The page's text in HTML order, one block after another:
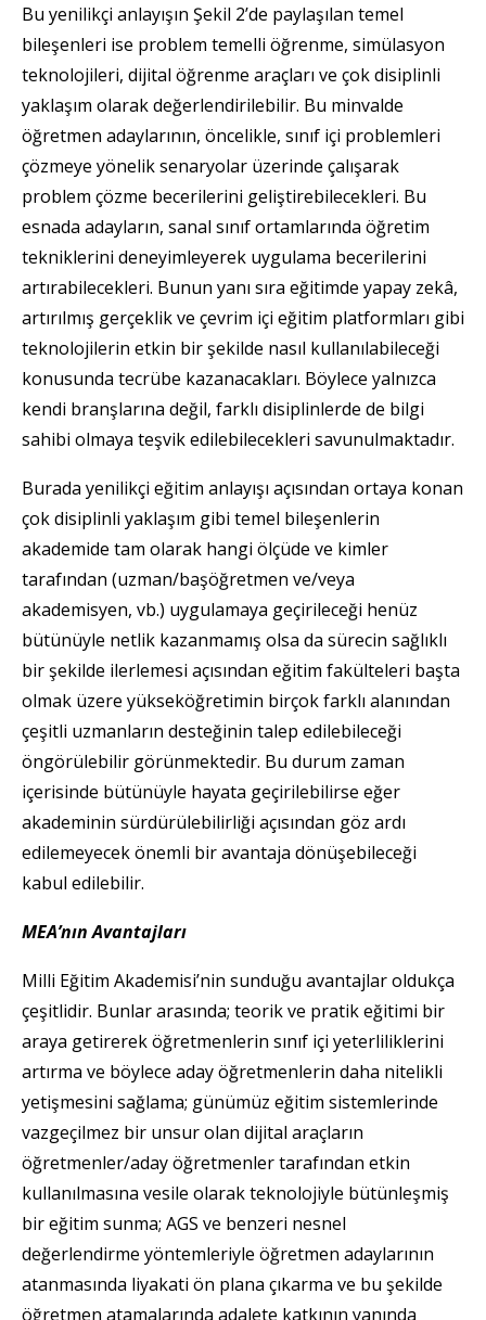
Bu yenilikçi anlayışın Şekil 2’de paylaşılan temel
bileşenleri ise problem temelli öğrenme, simülasyon
teknolojileri, dijital öğrenme araçları ve çok disiplinli
yaklaşım olarak değerlendirilebilir. Bu minvalde
öğretmen adaylarının, öncelikle, sınıf içi problemleri
çözmeye yönelik senaryolar üzerinde çalışarak
problem çözme becerilerini geliştirebilecekleri. Bu
esnada adayların, sanal sınıf ortamlarında öğretim
tekniklerini deneyimleyerek uygulama becerilerini
artırabilecekleri. Bunun yanı sıra eğitimde yapay zekâ,
artırılmış gerçeklik ve çevrim içi eğitim platformları gibi
teknolojilerin etkin bir şekilde nasıl kullanılabileceği
konusunda tecrübe kazanacakları. Böylece yalnızca
kendi branşlarına değil, farklı disiplinlerde de bilgi
sahibi olmaya teşvik edilebilecekleri savunulmaktadır.
Burada yenilikçi eğitim anlayışı açısından ortaya konan
çok disiplinli yaklaşım gibi temel bileşenlerin
akademide tam olarak hangi ölçüde ve kimler
tarafından (uzman/başöğretmen ve/veya
akademisyen, vb.) uygulamaya geçirileceği henüz
bütünüyle netlik kazanmamış olsa da sürecin sağlıklı
bir şekilde ilerlemesi açısından eğitim fakülteleri başta
olmak üzere yükseköğretimin birçok farklı alanından
çeşitli uzmanların desteğinin talep edilebileceği
öngörülebilir görünmektedir. Bu durum zaman
içerisinde bütünüyle hayata geçirilebilirse eğer
akademinin sürdürülebilirliği açısından göz ardı
edilemeyecek önemli bir avantaja dönüşebileceği
kabul edilebilir.
MEA’nın Avantajları
Milli Eğitim Akademisi’nin sunduğu avantajlar oldukça
çeşitlidir. Bunlar arasında; teorik ve pratik eğitimi bir
araya getirerek öğretmenlerin sınıf içi yeterliliklerini
artırma ve böylece aday öğretmenlerin daha nitelikli
yetişmesini sağlama; günümüz eğitim sistemlerinde
vazgeçilmez bir unsur olan dijital araçların
öğretmenler/aday öğretmenler tarafından etkin
kullanılmasına vesile olarak teknolojiyle bütünleşmiş
bir eğitim sunma; AGS ve benzeri nesnel
değerlendirme yöntemleriyle öğretmen adaylarının
atanmasında liyakati ön plana çıkarma ve bu şekilde
öğretmen atamalarında adalete katkının yanında